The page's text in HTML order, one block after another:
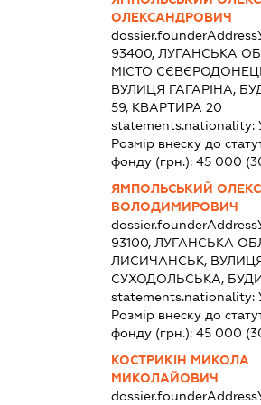
ОЛЕКСАНДРОВИЧ
dossier.founderAddress
93400, ЛУГАНСЬКА
МІСТО
ВУЛИЦЯ ГАГАРІНА,
59, КВАРТИРА 20
statements.nationality:
Розмір внеску до
фонду (грн.):45 000
ЯМПОЛЬСЬКИЙ
ВОЛОДИМИРОВИЧ
dossier.founderAddress
93100, ЛУГАНСЬКА
ЛИСИЧАНСЬК,
СУХОДОЛЬСЬКА,
statements.nationality:
Розмір внеску до
фонду (грн.):45 000
КОСТРИКІН МИКОЛА
МИКОЛАЙОВИЧ
dossier.founderAddress